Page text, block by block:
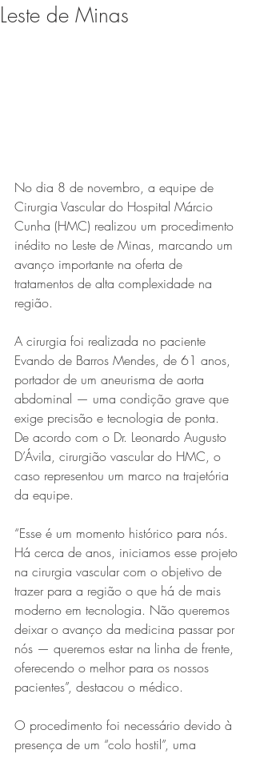
Gerais
Projeto abre inscrições para
formar grupo de teatro cristão
no Vale do Aço
Série MPB abre temporada de
shows em Ipatinga com Flávio
Venturini
Leste de Minas
No dia 8 de novembro, a equipe de
Cirurgia Vascular do Hospital Márcio
Cunha (HMC) realizou um procedimento
inédito no Leste de Minas, marcando um
avanço importante na oferta de
tratamentos de alta complexidade na
região.
A cirurgia foi realizada no paciente
Evando de Barros Mendes, de 61 anos,
portador de um aneurisma de aorta
abdominal — uma condição grave que
exige precisão e tecnologia de ponta.
De acordo com o Dr. Leonardo Augusto
D’Ávila, cirurgião vascular do HMC, o
caso representou um marco na trajetória
da equipe.
“Esse é um momento histórico para nós.
Há cerca de anos, iniciamos esse projeto
na cirurgia vascular com o objetivo de
trazer para a região o que há de mais
moderno em tecnologia. Não queremos
deixar o avanço da medicina passar por
nós — queremos estar na linha de frente,
oferecendo o melhor para os nossos
pacientes”, destacou o médico.
O procedimento foi necessário devido à
presença de um “colo hostil”, uma